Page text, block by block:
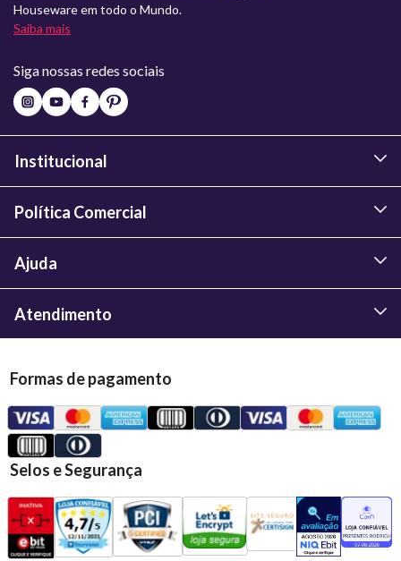
Houseware em todo o Mundo.
Saiba mais
Siga nossas redes sociais
Institucional
Política Comercial
Ajuda
Atendimento
Formas de pagamento
Selos e Segurança